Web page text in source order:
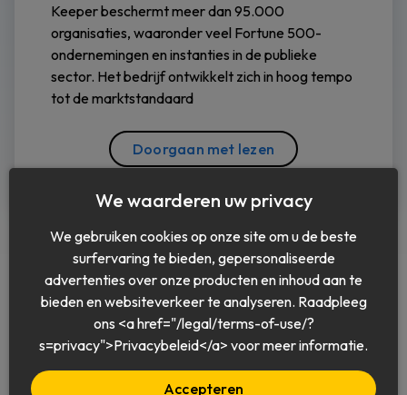
Keeper beschermt meer dan 95.000
organisaties, waaronder veel Fortune 500-
ondernemingen en instanties in de publieke
sector. Het bedrijf ontwikkelt zich in hoog tempo
tot de marktstandaard
Doorgaan met lezen
Nederlands
We waarderen uw privacy
We gebruiken cookies op onze site om u de beste
surfervaring te bieden, gepersonaliseerde
advertenties over onze producten en inhoud aan te
bieden en websiteverkeer te analyseren. Raadpleeg
ons <a href="/legal/terms-of-use/?
s=privacy">Privacybeleid</a> voor meer informatie.
Accepteren